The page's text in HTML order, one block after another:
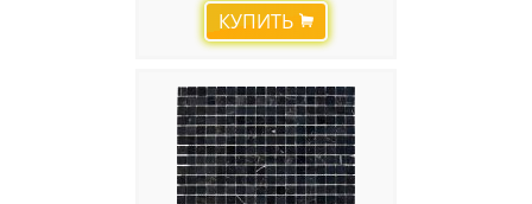
КУПИТЬ